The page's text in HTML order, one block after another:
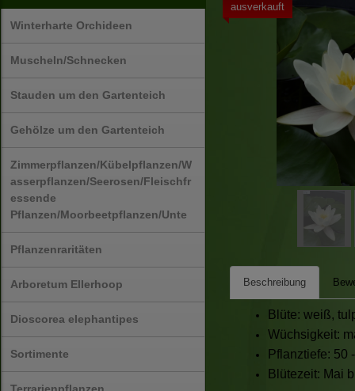
Winterharte Orchideen
Muscheln/Schnecken
Stauden um den Gartenteich
Gehölze um den Gartenteich
Zimmerpflanzen/Kübelpflanzen/W
asserpflanzen/Seerosen/Fleischfr
essende
Pflanzen/Moorbeetpflanzen/Unte
Pflanzenraritäten
Arboretum Ellerhoop
Dioscorea elephantipes
Sortimente
ausverkauft
Beschreibung
Blüte: weiß,
Wüchsigkeit:
Pflanztiefe: 50
Blütezeit: Mai